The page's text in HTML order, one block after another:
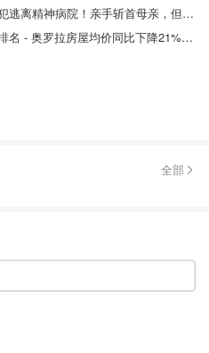
危险！多伦多一级谋杀重犯逃离精神病院！亲手斩首母亲，但被认定无刑事责任！
最新约克区房价和房产税排名 - 奥罗拉房屋均价同比下降21%，万锦地税最低！
全部